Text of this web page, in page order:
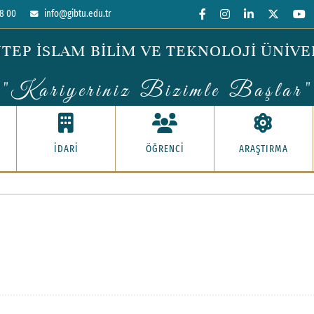
00 info@gibtu.edu.tr
İSLAM BİLİM VE TEKNOLOJİ
"Kariyeriniz Bizimle Başlar"
İDARİ ÖĞRENCİ ARAŞTIRMA